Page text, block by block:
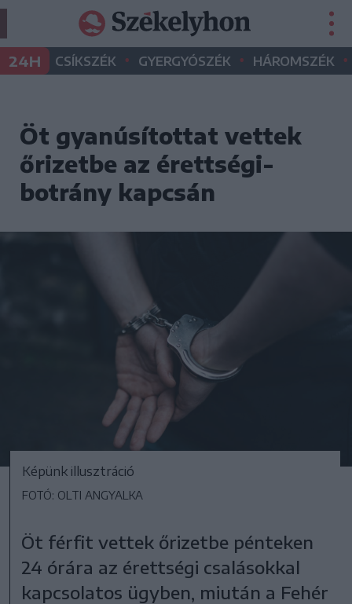
24H CSÍKSZÉK • GYERGYÓSZÉK • HÁROMSZÉK •
Öt gyanúsítottat vettek
őrizetbe az érettségi-
botrány kapcsán
Képünk illusztráció
FOTÓ: OLTI ANGYALKA
Öt férfit vettek őrizetbe pénteken
24 órára az érettségi csalásokkal
kapcsolatos ügyben, miután a Fehér